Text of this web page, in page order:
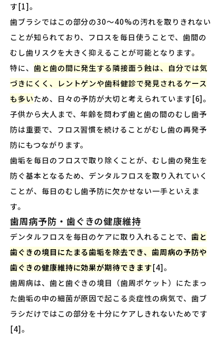
す[1]。
歯ブラシではこの部分の30〜40%の汚れを取りきれない
ことが知られており、フロスを毎日使うことで、歯間の
むし歯リスクを大きく抑えることが可能となります。
特に、 歯と歯の間に発生する隣接面う蝕は、自分では気
づきにくく、レントゲンや歯科健診で発見されるケース
も多いため、日々の予防が大切と考えられています[6]。
子供から大人まで、年齢を問わず歯と歯の間のむし歯予
防は重要で、フロス習慣を続けることがむし歯の再発予
防にもつながります。
歯垢を毎日のフロスで取り除くことが、むし歯の発生を
防ぐ基本となるため、デンタルフロスを取り入れていく
ことが、毎日のむし歯予防に欠かせない一手といえま
す。
歯周病予防・歯ぐきの健康維持
デンタルフロスを毎日のケアに取り入れることで、 歯と
歯ぐきの境目にたまる歯垢を除去でき、歯周病の予防や
歯ぐきの健康維持に効果が期待できます[4]。
歯周病は、歯と歯ぐきの境目（歯周ポケット）にたまっ
た歯垢の中の細菌が原因で起こる炎症性の病気で、歯ブ
ラシだけではこの部分を十分にケアしきれないためです
[4]。